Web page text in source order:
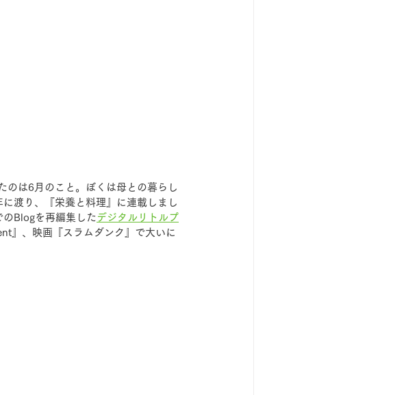
のは6月のこと。ぼくは母との暮らし
に渡り、『栄養と料理』に連載しまし
Blogを再編集した デジタルリトルプ
』、映画『スラムダンク』で大いに